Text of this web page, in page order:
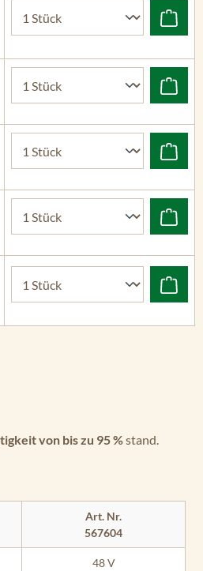
von bis zu 95 %stand.
Art. Nr.
567604
48 V